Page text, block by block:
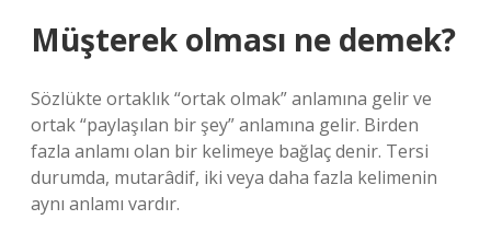
Müşterek olması ne demek?
Sözlükte ortaklık “ortak olmak” anlamına gelir ve
ortak “paylaşılan bir şey” anlamına gelir. Birden
fazla anlamı olan bir kelimeye bağlaç denir. Tersi
durumda, mutarâdif, iki veya daha fazla kelimenin
aynı anlamı vardır.